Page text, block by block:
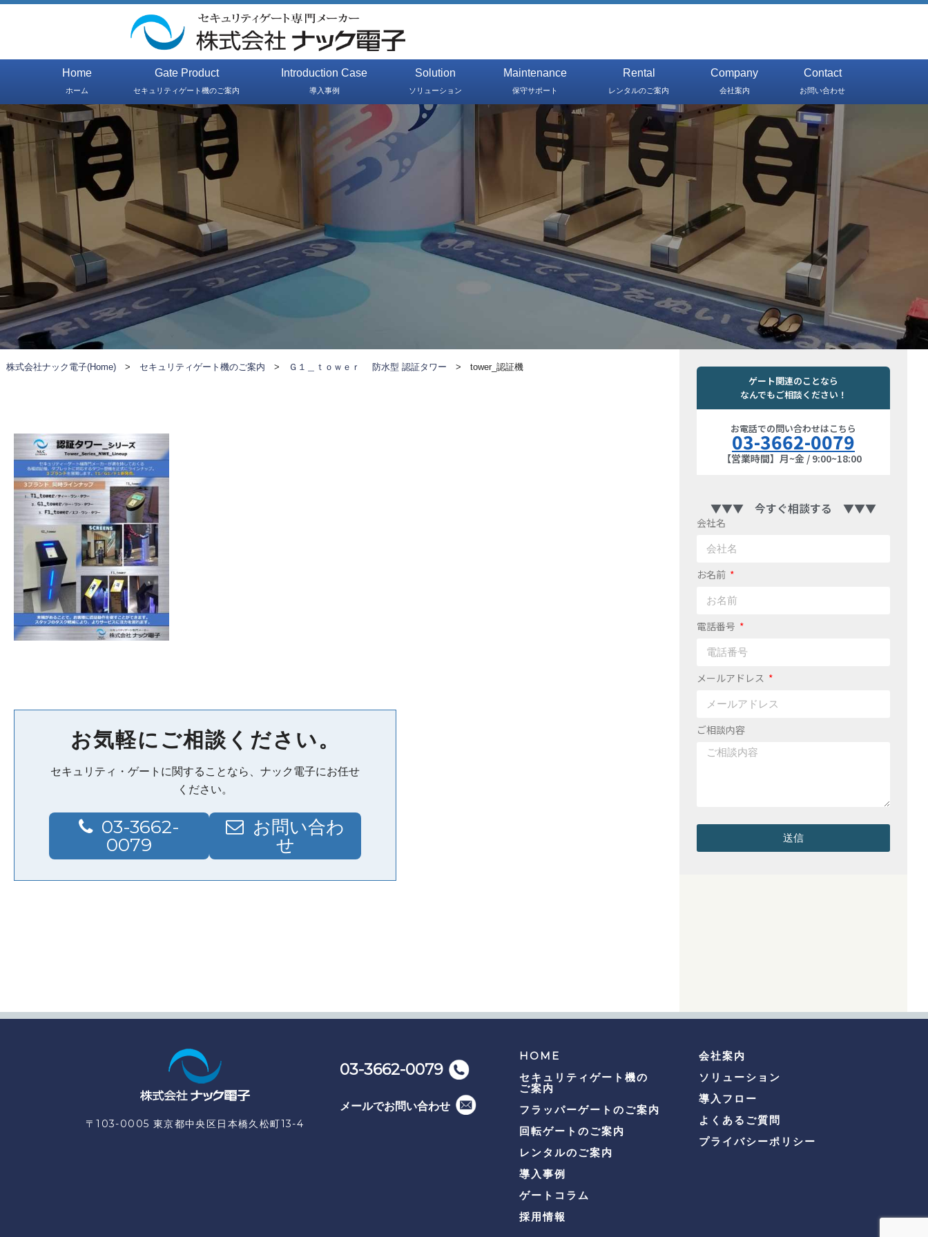
Home
ホーム
Gate Product
セキュリティゲート機のご案内
Introduction Case
導入事例
Solution
ソリューション
Maintenance
保守サポート
Rental
レンタルのご案内
Company
会社案内
Contact
お問い合わせ
株式会社ナック電子(Home) > セキュリティゲート機のご案内 > Ｇ１＿ｔｏｗｅｒ 防水型 認証タワー >tower_認証機
お気軽にご相談ください。
セキュリティ・ゲートに関することなら、ナック電子にお任せ
ください。
03-3662-
0079
お問い合わ
せ
ゲート関連のことなら
なんでもご相談ください！
お電話での問い合わせはこちら
03-3662-0079
【営業時間】月~金 / 9:00~18:00
▼▼▼ 今すぐ相談する ▼▼▼
会社名
お名前
電話番号
メールアドレス
ご相談内容
送信
〒103-0005 東京都中央区日本橋久松町13-4
03-3662-0079
メールでお問い合わせ
HOME
セキュリティゲート機の
ご案内
フラッパーゲートのご案内
回転ゲートのご案内
レンタルのご案内
導入事例
ゲートコラム
採用情報
会社案内
ソリューション
導入フロー
よくあるご質問
プライバシーポリシー